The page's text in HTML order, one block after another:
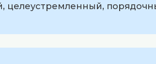
целеустремленный,